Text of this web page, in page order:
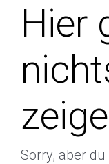
Hier
Sorry, aber